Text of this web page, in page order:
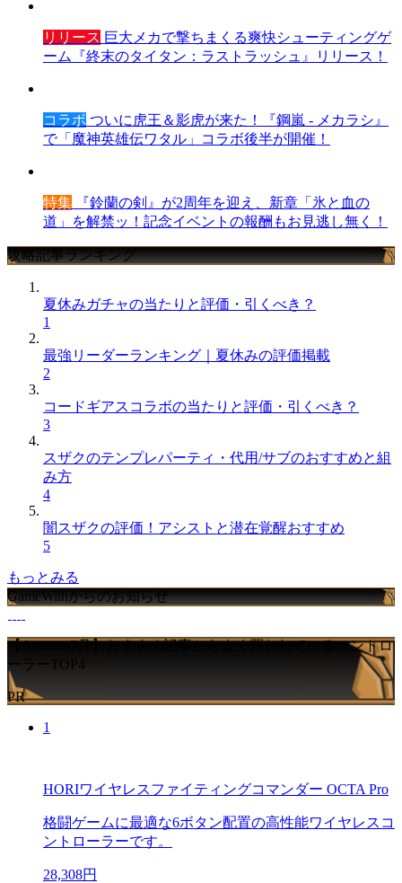
リリース 巨大メカで撃ちまくる爽快シューティングゲ
ーム『終末のタイタン：ラストラッシュ』リリース！
コラボ ついに虎王＆影虎が来た！『鋼嵐 - メカラシ』
で「魔神英雄伝ワタル」コラボ後半が開催！
特集 『鈴蘭の剣』が2周年を迎え、新章「氷と血の
道」を解禁ッ！記念イベントの報酬もお見逃し無く！
攻略記事ランキング
夏休みガチャの当たりと評価・引くべき？
1
最強リーダーランキング｜夏休みの評価掲載
2
コードギアスコラボの当たりと評価・引くべき？
3
スザクのテンプレパーティ・代用/サブのおすすめと組
み方
4
闇スザクの評価！アシストと潜在覚醒おすすめ
5
もっとみる
GameWithからのお知らせ
【Amazon7月】おすすめ記事からよく買われているコントロ
ーラーTOP4
PR
1
HORIワイヤレスファイティングコマンダー OCTA Pro
格闘ゲームに最適な6ボタン配置の高性能ワイヤレスコ
ントローラーです。
28,308円